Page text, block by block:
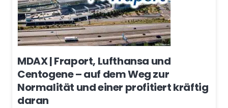
MDAX | Fraport, Lufthansa und
Centogene – auf dem Weg zur
Normalität und einer profitiert kräftig
daran